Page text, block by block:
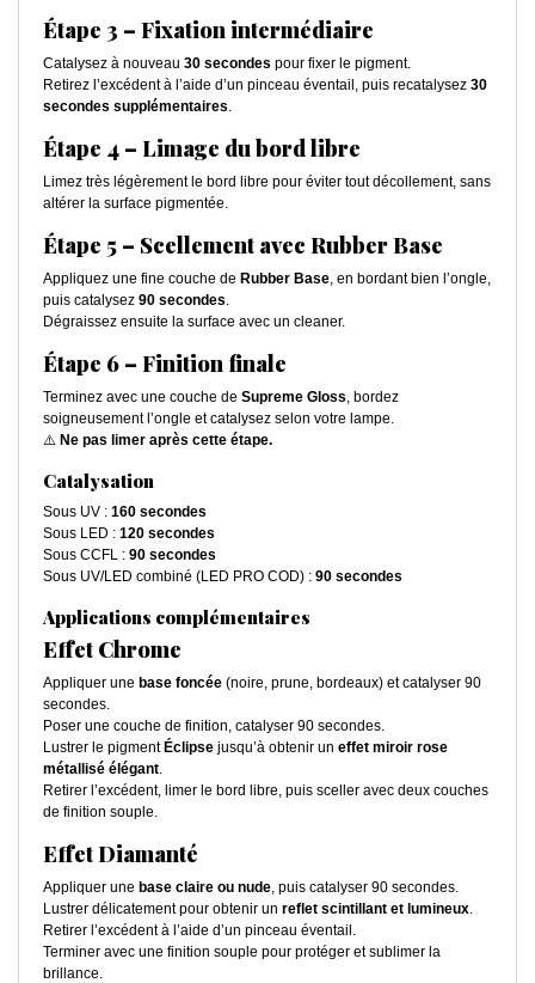
Étape 3 – Fixation intermédiaire
Catalysez à nouveau 30 secondes pour fixer le pigment.
Retirez l’excédent à l’aide d’un pinceau éventail, puis recatalysez 30
secondes supplémentaires.
Étape 4 – Limage du bord libre
Limez très légèrement le bord libre pour éviter tout décollement, sans
altérer la surface pigmentée.
Étape 5 – Scellement avec Rubber Base
Appliquez une fine couche de Rubber Base, en bordant bien l’ongle,
puis catalysez 90 secondes.
Dégraissez ensuite la surface avec un cleaner.
Étape 6 – Finition finale
Terminez avec une couche de Supreme Gloss, bordez
soigneusement l’ongle et catalysez selon votre lampe.
⚠️ Ne pas limer après cette étape.
Catalysation
Sous UV : 160 secondes
Sous LED : 120 secondes
Sous CCFL : 90 secondes
Sous UV/LED combiné (LED PRO COD) : 90 secondes
Applications complémentaires
Effet Chrome
Appliquer une base foncée (noire, prune, bordeaux) et catalyser 90
secondes.
Poser une couche de finition, catalyser 90 secondes.
Lustrer le pigment Éclipse jusqu’à obtenir un effet miroir rose
métallisé élégant.
Retirer l’excédent, limer le bord libre, puis sceller avec deux couches
de finition souple.
Effet Diamanté
Appliquer une base claire ou nude, puis catalyser 90 secondes.
Lustrer délicatement pour obtenir un reflet scintillant et lumineux.
Retirer l’excédent à l’aide d’un pinceau éventail.
Terminer avec une finition souple pour protéger et sublimer la
brillance.